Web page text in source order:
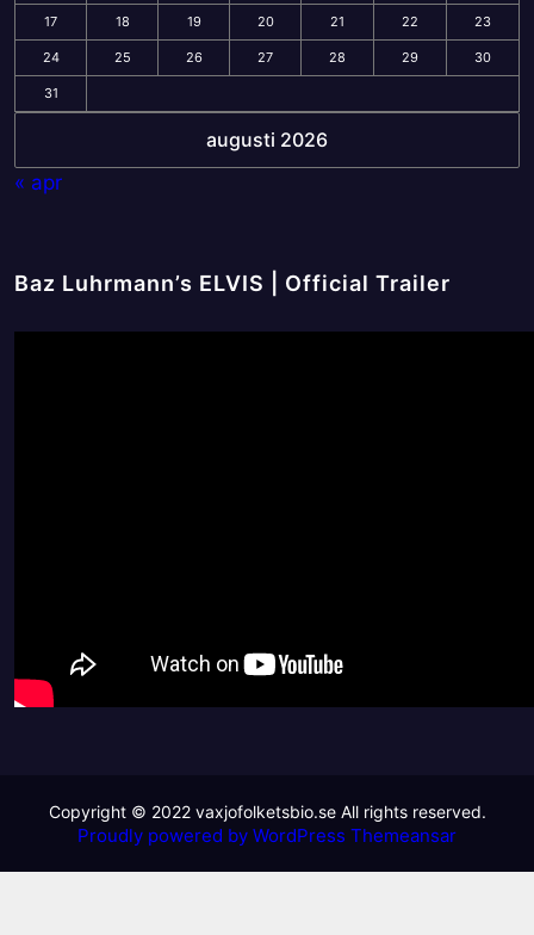
augusti 2026
17 18 19 20 21 22 23
24 25 26 27 28 29 30
31
« apr
Baz Luhrmann’s ELVIS | Official Trailer
Proudly powered by WordPress Themeansar